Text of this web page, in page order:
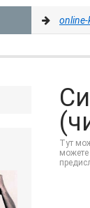
Тут
можете